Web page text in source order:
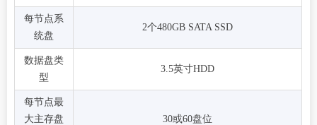
每节点系
统盘
2个480GB SATA SSD
数据盘类
型
3.5英寸HDD
每节点最
大主存盘
30或60盘位